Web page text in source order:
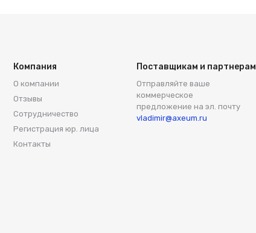
Компания
О компании
Отзывы
Сотрудничество
Регистрация юр. лица
Контакты
Поставщикам и партнерам
Отправляйте ваше
коммерческое
предложение на эл. почту
vladimir@axeum.ru